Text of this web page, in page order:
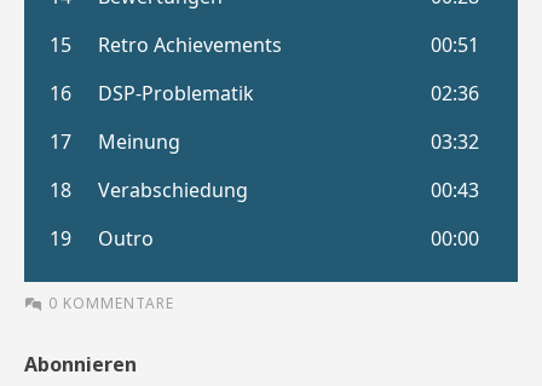
0 KOMMENTARE
Abonnieren